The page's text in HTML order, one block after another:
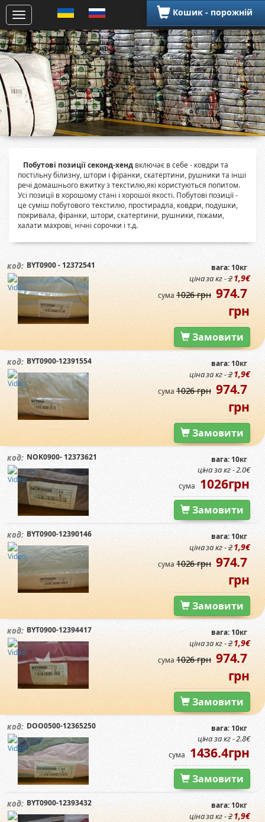
Побутові позиції секонд-хенд включає в себе - ковдри та
постільну білизну, штори і фіранки, скатертини, рушники та інші
речі домашнього вжитку з текстилю,які користуються попитом.
Усі позиції в хорошому стані і хорошої якості. Побутові позиції -
це суміш побутового текстилю, простирадла, ковдри, подушки,
покривала, фіранки, штори, скатертини, рушники, піжами,
халати махрові, нічні сорочки і т.д.
код: BYT0900 - 12372541 вага: 10кг
ціна за кг -21,9€
сума1026 грн 974.7
грн
Замовити
код: BYT0900-12391554 вага: 10кг
ціна за кг -21,9€
сума1026 грн 974.7
грн
Замовити
код: NOK0900- 12373621 вага: 10кг
ціна за кг - 2.0€
сума 1026грн
Замовити
код: BYT0900-12390146 вага: 10кг
ціна за кг -21,9€
сума1026 грн 974.7
грн
Замовити
код: BYT0900-12394417 вага: 10кг
ціна за кг -21,9€
сума1026 грн 974.7
грн
Замовити
код: DOO0500-12365250 вага: 10кг
ціна за кг - 2.8€
сума 1436.4грн
Замовити
код: BYT0900-12393432 вага: 10кг
ціна за кг -21,9€
Кошик - порожній